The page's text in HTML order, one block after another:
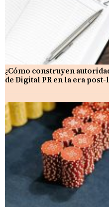
¿Cómo construyen
de Digital PR en la era